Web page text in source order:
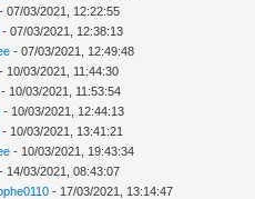
- 07/03/2021, 12:22:55
- 07/03/2021, 12:38:13
- 07/03/2021, 12:49:48
- 10/03/2021, 11:44:30
- 10/03/2021, 11:53:54
- 10/03/2021, 12:44:13
- 10/03/2021, 13:41:21
- 10/03/2021, 19:43:34
- 14/03/2021, 08:43:07
- 17/03/2021, 13:14:47